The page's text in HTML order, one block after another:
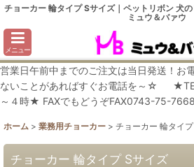
チョーカー 輪タイプ Sサイズ｜ペットリボン
ミュウ＆バァウ
メニュー
営業日午前中までのご注文は当日発送！お
ないことがあればすぐお電話を～☆
～４時★ FAXでもどうぞFAX0743-75-
ホーム > 業務用チョーカー > チョーカー 輪タイ
チョーカー 輪タイプ Sサイズ